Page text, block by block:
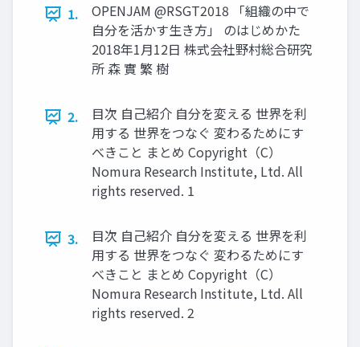
1.
OPENJAM @RSGT2018 「組織の中で
自分を活かす生き方」 のはじめかた
2018年1月12日 株式会社野村総合研究
所 森 實 繁 樹
2.
目次 自己紹介 自分を変える 世界を利
用する 世界をつなぐ 変わるためにす
べきこと まとめ Copyright（C）
Nomura Research Institute, Ltd. All
rights reserved. 1
3.
目次 自己紹介 自分を変える 世界を利
用する 世界をつなぐ 変わるためにす
べきこと まとめ Copyright（C）
Nomura Research Institute, Ltd. All
rights reserved. 2